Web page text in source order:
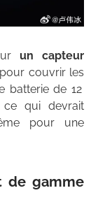
un capteur
couvrir les
batterie de 12
ce qui devrait
pour une
de gamme